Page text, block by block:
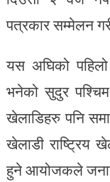
पत्रकार सम्मेलन
यस अघिको
भनेको सुदुर
खेलाडिहरु पनि
खेलाडी
हुने आयोजकले